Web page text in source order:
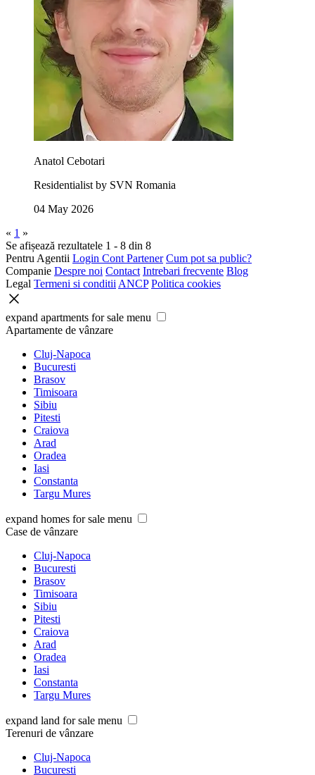
Anatol Cebotari
Residentialist by SVN Romania
04 May 2026
« 1 »
Se afișează rezultatele 1 - 8 din 8
Pentru Agentii Login Cont Partener Cum pot sa public?
Companie Despre noi Contact Intrebari frecvente Blog
Legal Termeni si conditii ANCP Politica cookies
expand apartments for sale menu
Apartamente de vânzare
Cluj-Napoca
Bucuresti
Brasov
Timisoara
Sibiu
Pitesti
Craiova
Arad
Oradea
Iasi
Constanta
Targu Mures
expand homes for sale menu
Case de vânzare
Cluj-Napoca
Bucuresti
Brasov
Timisoara
Sibiu
Pitesti
Craiova
Arad
Oradea
Iasi
Constanta
Targu Mures
expand land for sale menu
Terenuri de vânzare
Cluj-Napoca
Bucuresti